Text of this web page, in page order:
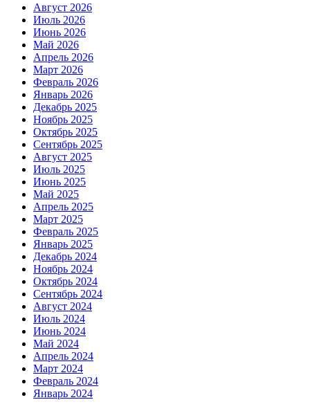
Август 2026
Июль 2026
Июнь 2026
Май 2026
Апрель 2026
Март 2026
Февраль 2026
Январь 2026
Декабрь 2025
Ноябрь 2025
Октябрь 2025
Сентябрь 2025
Август 2025
Июль 2025
Июнь 2025
Май 2025
Апрель 2025
Март 2025
Февраль 2025
Январь 2025
Декабрь 2024
Ноябрь 2024
Октябрь 2024
Сентябрь 2024
Август 2024
Июль 2024
Июнь 2024
Май 2024
Апрель 2024
Март 2024
Февраль 2024
Январь 2024